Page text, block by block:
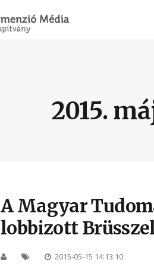
2015.
A Magyar
lobbizott
2015-05-15 14:13:10